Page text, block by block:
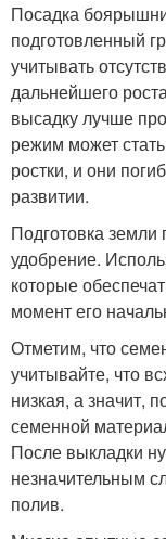
Посадка
подготовленный
учитывать
дальнейшего
высадку лучше
режим может
ростки, и они
развитии.
Подготовка земли
удобрение.
которые
момент его
Отметим, что
учитывайте, что
низкая, а значит,
семенной
После выкладки
незначительным
полив.